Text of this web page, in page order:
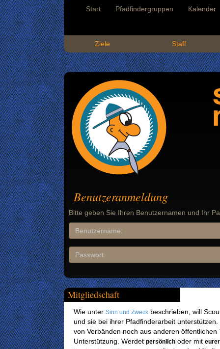
Start Pfadfindergruppen Kalender
Ziele Staff
Benutzeranmeldung
Bitte geben Sie Ihren Benutzernamen und Ihr
Mitgliedschaft
Wie unter Sinn und Zweck beschrieben, will
und sie bei ihrer Pfadfinderarbeit
von Verbänden noch aus anderen
Unterstützung. Werdet persönlich oder mit